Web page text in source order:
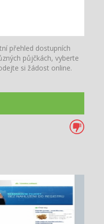
přehled dostupních
půjčkách, vyberte
si žádost online.